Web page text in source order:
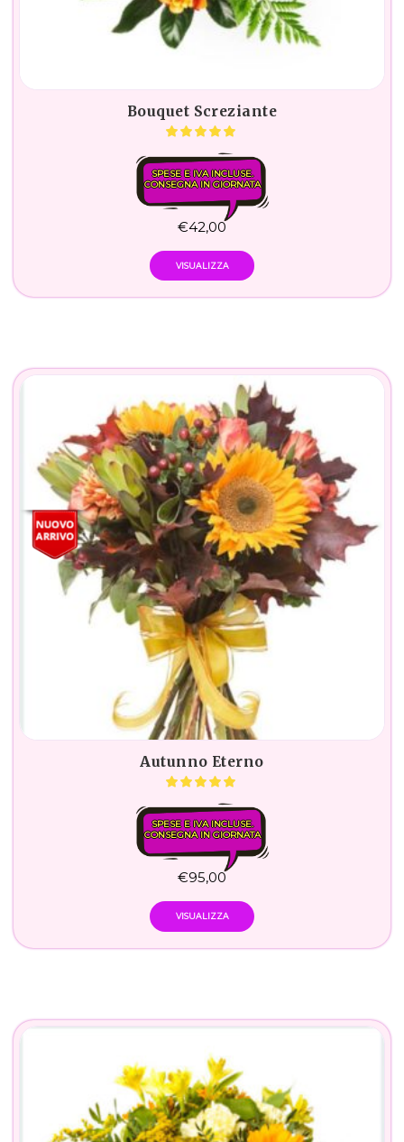
Bouquet Screziante
SPESE E IVA INCLUSE.
CONSEGNA IN GIORNATA
€42,00
VISUALIZZA
Autunno Eterno
SPESE E IVA INCLUSE.
CONSEGNA IN GIORNATA
€95,00
VISUALIZZA